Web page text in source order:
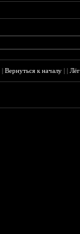
|Вернуться к началу ||